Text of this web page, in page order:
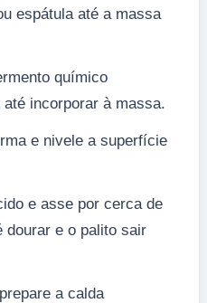
espátula até a massa
químico
incorporar à massa.
e nivele a superfície
e asse por cerca de
dourar e o palito sair
a calda